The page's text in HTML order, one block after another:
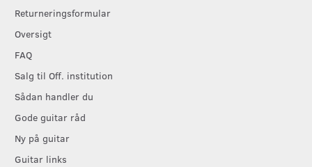
Returneringsformular
Oversigt
FAQ
Salg til Off. institution
Sådan handler du
Gode guitar råd
Ny på guitar
Guitar links